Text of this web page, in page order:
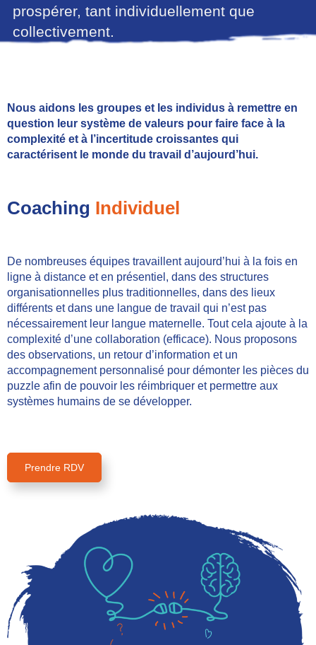
prospérer, tant individuellement que
collectivement.
Nous aidons les groupes et les individus à remettre en
question leur système de valeurs pour faire face à la
complexité et à l’incertitude croissantes qui
caractérisent le monde du travail d’aujourd’hui.
Coaching Individuel
De nombreuses équipes travaillent aujourd’hui à la fois en
ligne à distance et en présentiel, dans des structures
organisationnelles plus traditionnelles, dans des lieux
différents et dans une langue de travail qui n’est pas
nécessairement leur langue maternelle. Tout cela ajoute à la
complexité d’une collaboration (efficace). Nous proposons
des observations, un retour d’information et un
accompagnement personnalisé pour démonter les pièces du
puzzle afin de pouvoir les réimbriquer et permettre aux
systèmes humains de se développer.
Prendre RDV